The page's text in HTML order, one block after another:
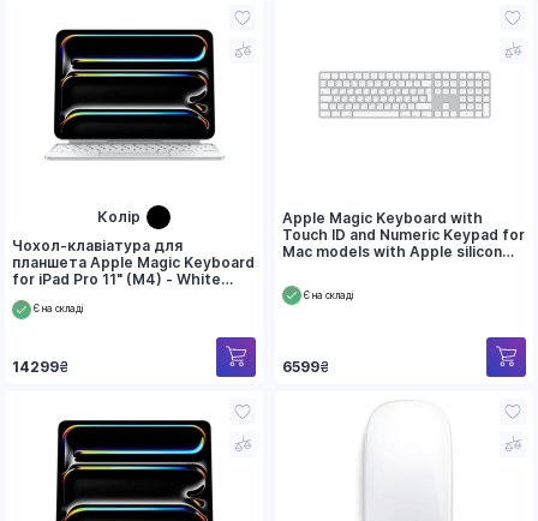
Колір
Чохол-клавіатура для
планшета Apple Magic Keyboard
for iPad Pro 11" (M4) - White
Є на складі
14299₴
Apple Magic Keyboard with
Touch ID and Numeric Keypad for
Mac models with Apple silicon
Є на складі
6599₴